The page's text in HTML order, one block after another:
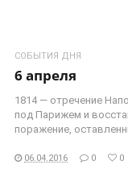
СОБЫТИЯ ДНЯ
6 апреля
1814 — отречение
под Парижем и
поражение,
06.04.2016 0 0